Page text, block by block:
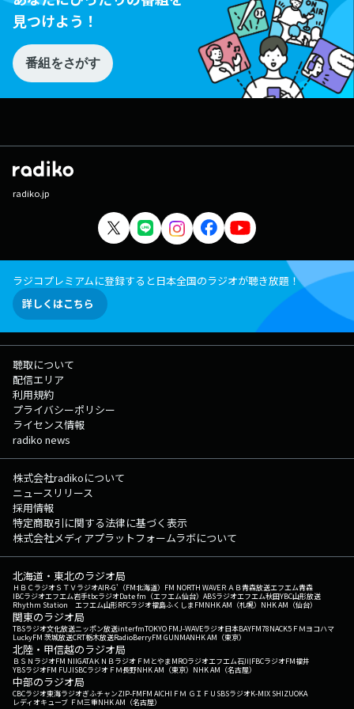
見つけよう！
番組をさがす
radiko.jp
ラジコプレミアムに登録すると日本全国のラジオが聴き放題！
詳しくはこちら
聴取について
配信エリア
利用規約
プライバシーポリシー
ライセンス情報
radiko news
株式会社radikoについて
ニュースリリース
採用情報
特定商取引に関する法律に基づく表示
株式会社メディアプラットフォームラボについて
北海道・東北のラジオ局
ＨＢＣラジオＳＴＶラジオAIR-G'（FM北海道） FM NORTH WAVEＲＡＢ青森放送エフエム青森
IBCラジオエフエム岩手tbcラジオDate fm（エフエム仙台） ABSラジオエフエム秋田YBC山形放送
Rhythm Station エフエム山形RFCラジオ福島ふくしまFMNHK AM（札幌） NHK AM（仙台）
関東のラジオ局
TBSラジオ文化放送ニッポン放送interfmTOKYO FMJ-WAVEラジオ日本BAYFM78NACK5 ＦＭヨコハマ
LuckyFM 茨城放送CRT栃木放送RadioBerryFM GUNMANHK AM（東京）
北陸・甲信越のラジオ局
ＢＳＮラジオFM NIIGATAＫＮＢラジオ ＦＭとやまMROラジオエフエム石川FBCラジオFM福井
YBSラジオFM FUJISBCラジオ ＦＭ長野NHK AM（東京） NHK AM（名古屋）
中部のラジオ局
CBCラジオ東海ラジオぎふチャンZIP-FMFM AICHI ＦＭ ＧＩＦＵ SBSラジオK-MIX SHIZUOKA
レディオキューブ ＦＭ三重NHK AM（名古屋）